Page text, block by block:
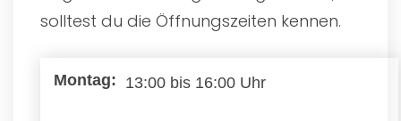
solltest du die Öffnungszeiten kennen.
13:00 bis 16:00 Uhr